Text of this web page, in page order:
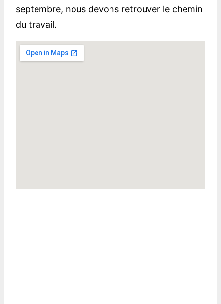
septembre, nous devons retrouver le chemin
du travail.